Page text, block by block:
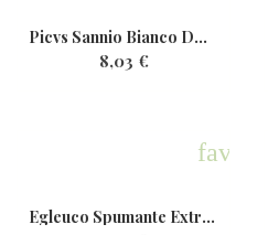
Picvs Sannio Bianco DOP Bio...
8,03 €
favorite
Egleuco Spumante ExtraDry...